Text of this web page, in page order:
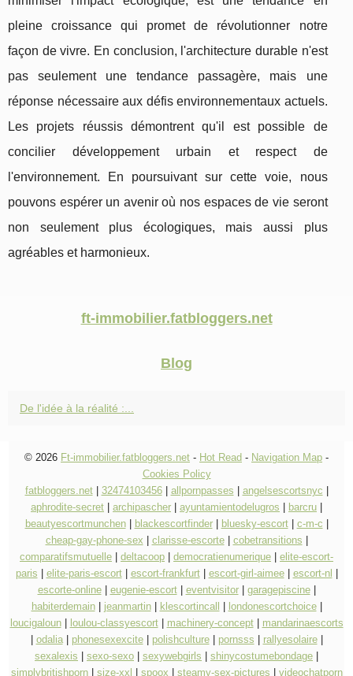
pleine croissance qui promet de révolutionner notre
façon de vivre. En conclusion, l'architecture durable n'est
pas seulement une tendance passagère, mais une
réponse nécessaire aux défis environnementaux actuels.
Les projets réussis démontrent qu'il est possible de
concilier développement urbain et respect de
l'environnement. En poursuivant sur cette voie, nous
pouvons espérer un avenir où nos espaces de vie seront
non seulement plus écologiques, mais aussi plus
agréables et harmonieux.
ft-immobilier.fatbloggers.net
Blog
De l'idée à la réalité :...
© 2026 Ft-immobilier.fatbloggers.net - Hot Read - Navigation Map -
Cookies Policy
fatbloggers.net| 32474103456| allpornpasses | angelsescortsnyc |
aphrodite-secret | archipascher | ayuntamientodelugros | barcru |
beautyescortmunchen| blackescortfinder| bluesky-escort| c-m-c |
cheap-gay-phone-sex | clarisse-escorte| cobetransitions |
comparatifsmutuelle | deltacoop | democratienumerique | elite-escort-
paris | elite-paris-escort| escort-frankfurt| escort-girl-aimee| escort-nl |
escorte-online| eugenie-escort| eventvisitor| garagepiscine|
habiterdemain| jeanmartin| klescortincall | londonescortchoice|
loucigaloun| loulou-classyescort| machinery-concept| mandarinaescorts
| odalia| phonesexexcite| polishculture| pornsss | rallyesolaire|
sexalexis | sexo-sexo | sexywebgirls | shinycostumebondage |
simplybritishporn| size-xxl | spoox | steamy-sex-pictures | videochatporn